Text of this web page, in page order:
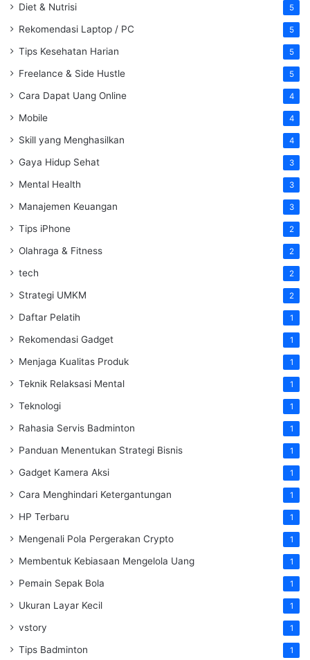
Diet & Nutrisi 5
Rekomendasi Laptop / PC 5
Tips Kesehatan Harian 5
Freelance & Side Hustle 5
Cara Dapat Uang Online 4
Mobile 4
Skill yang Menghasilkan 4
Gaya Hidup Sehat 3
Mental Health 3
Manajemen Keuangan 3
Tips iPhone 2
Olahraga & Fitness 2
tech 2
Strategi UMKM 2
Daftar Pelatih 1
Rekomendasi Gadget 1
Menjaga Kualitas Produk 1
Teknik Relaksasi Mental 1
Teknologi 1
Rahasia Servis Badminton 1
Panduan Menentukan Strategi Bisnis 1
Gadget Kamera Aksi 1
Cara Menghindari Ketergantungan 1
HP Terbaru 1
Mengenali Pola Pergerakan Crypto 1
Membentuk Kebiasaan Mengelola Uang 1
Pemain Sepak Bola 1
Ukuran Layar Kecil 1
vstory 1
Tips Badminton 1